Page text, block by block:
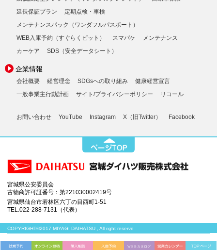
延長保証プラン
定期点検・車検
メンテナンスパック（ワンダフルパスポート）
WEB入庫予約（すぐらくピット）
スマパケ
メンテナンス
カーケア
SDS（安全データシート）
企業情報
会社概要 経営理念 SDGsへの取り組み
健康経営宣言
一般事業主行動計画
サイト/プライバシーポリシー リコール
お問い合わせ YouTube Instagram X（旧Twitter） Facebook
宮城県公安委員会
古物商許可証番号：第221030002419号
宮城県仙台市若林区六丁の目西町1-51
TEL.022-288-7131（代表）
COPYRIGHT©2017 MIYAGI DAIHATSU , All right reserve